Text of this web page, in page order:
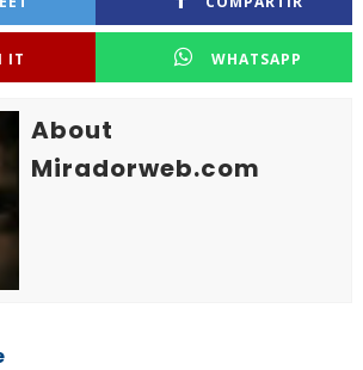
IT WHATSAPP
About
Miradorweb.com